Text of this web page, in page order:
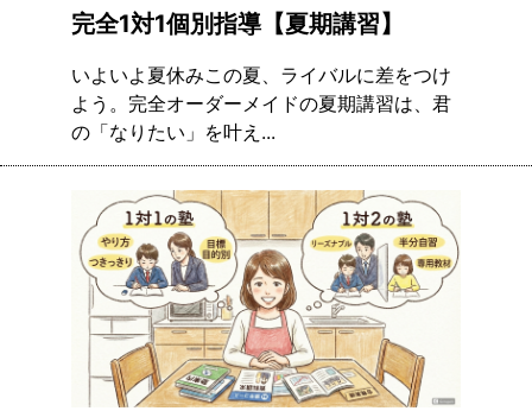
完全1対1個別指導【夏期講習】
いよいよ夏休みこの夏、ライバルに差をつけ
よう。完全オーダーメイドの夏期講習は、君
の「なりたい」を叶え...